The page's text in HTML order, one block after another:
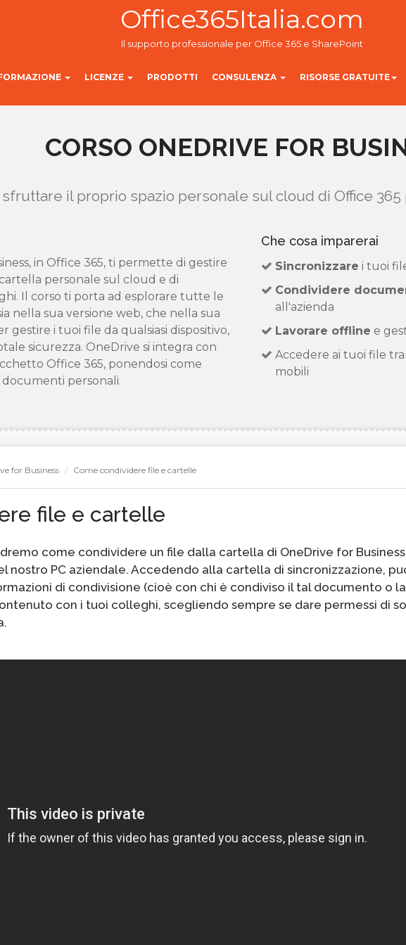
Office365Italia.com
Il supporto professionale per Office 365 e SharePoint
LICENZE PRODOTTI CONSULENZA RISORSE GRATUITE
CORSO ONEDRIVE FOR
il proprio spazio personale sul cloud di Office
in Office 365, ti permette di gestire
personale sul cloud e di
Il corso ti porta ad esplorare tutte le
nella sua versione web, che nella sua
gestire i tuoi file da qualsiasi dispositivo,
sicurezza. OneDrive si integra con
Office 365, ponendosi come
personali.
Che cosa imparerai
Sincronizzare i tuoi
Condividere
all'azienda
Lavorare offline e
Accedere ai tuoi file
mobili
for Business Come condividere file e cartelle
file e cartelle
come condividere un file dalla cartella di OneDrive for Business
nostro PC aziendale. Accedendo alla cartella di sincronizzazione,
di condivisione (cioè con chi è condiviso il tal documento o
con i tuoi colleghi, scegliendo sempre se dare permessi di